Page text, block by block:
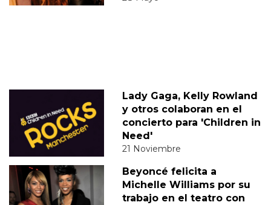
Lady Gaga, Kelly Rowland
y otros colaboran en el
concierto para 'Children in
Need'
21 Noviembre
Beyoncé felicita a
Michelle Williams por su
trabajo en el teatro con